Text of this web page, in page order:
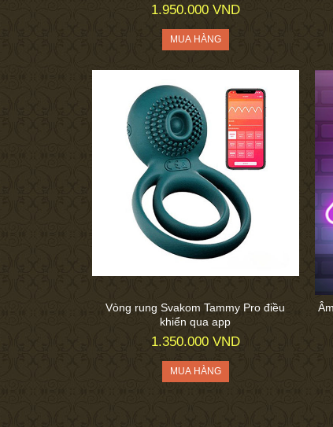
1.950.000 VND
Vòng rung Svakom Tammy Pro điều
khiển qua app
1.350.000 VND